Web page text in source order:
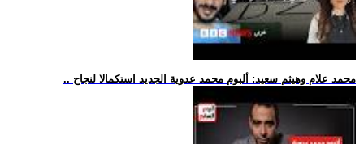
.. محمد علام وهيثم سعيد: ألبوم محمد عدوية الجديد استكمالا لنجاح